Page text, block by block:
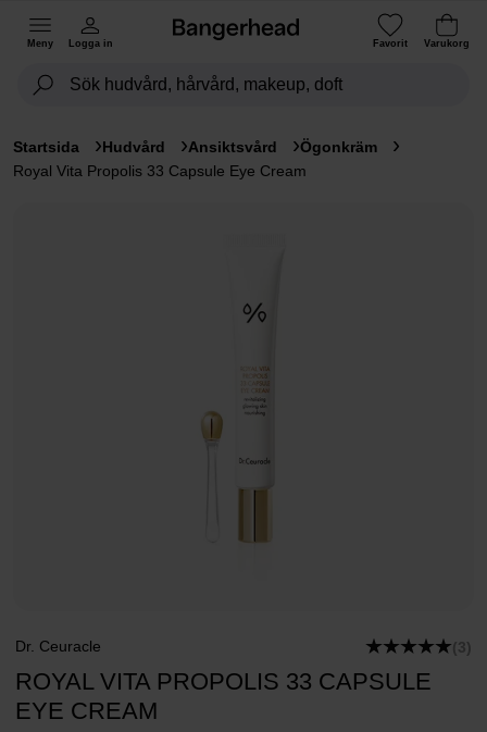
Meny Logga in Favorit Varukorg
Startsida Hudvård Ansiktsvård
Ögonkräm
Royal Vita Propolis 33 Capsule Eye Cream
Dr. Ceuracle (3)
ROYAL VITA PROPOLIS 33 CAPSULE
EYE CREAM